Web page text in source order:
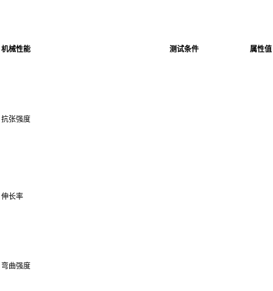
机械性能 测试条件 属性值
抗张强度
伸长率
弯曲强度